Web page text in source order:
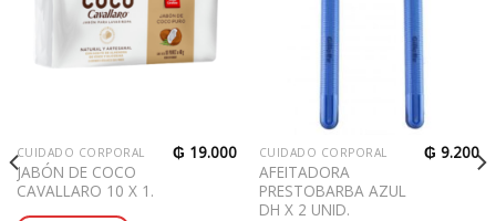
CUIDADO CORPORAL
JABÓN DE COCO
CAVALLARO 10 X 1.
₲ 19.000 CUIDADO CORPORAL
AFEITADORA
PRESTOBARBA AZUL
DH X 2 UNID.
₲ 9.200